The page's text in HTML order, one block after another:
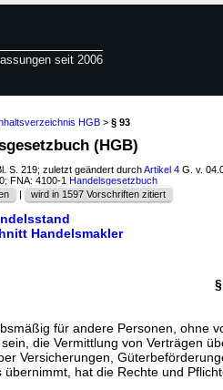
seit 2006
HGB > § 93
(HGB)
S. 219; zuletzt geändert durchArtikel 4 G. v.
FNA: 4100-1 Handelsgesetzbuch
| wird in 1597 Vorschriften zitiert
Handelsmakler
für andere Personen, ohne
die Vermittlung von Verträgen
Versicherungen,
übernimmt, hat die Rechte und